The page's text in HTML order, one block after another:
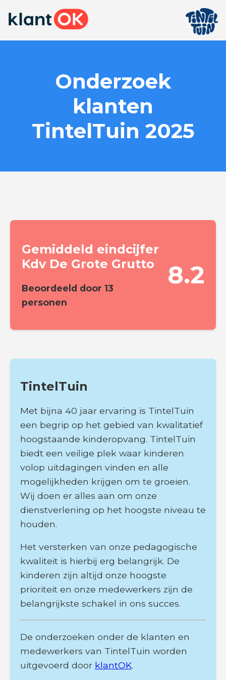
Onderzoek
klanten
TintelTuin 2025
Gemiddeld eindcijfer
Kdv De Grote Grutto
Beoordeeld door 13
personen
8.2
TintelTuin
Met bijna 40 jaar ervaring is TintelTuin
een begrip op het gebied van kwalitatief
hoogstaande kinderopvang. TintelTuin
biedt een veilige plek waar kinderen
volop uitdagingen vinden en alle
mogelijkheden krijgen om te groeien.
Wij doen er alles aan om onze
dienstverlening op het hoogste niveau te
houden.
Het versterken van onze pedagogische
kwaliteit is hierbij erg belangrijk. De
kinderen zijn altijd onze hoogste
prioriteit en onze medewerkers zijn de
belangrijkste schakel in ons succes.
De onderzoeken onder de klanten en
medewerkers van TintelTuin worden
uitgevoerd door klantOK.